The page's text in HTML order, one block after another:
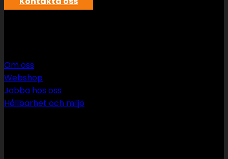
Om oss
Webshop
Jobba hos oss
Hållbarhet och miljö